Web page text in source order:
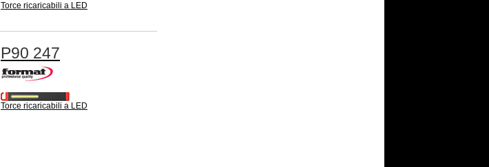
Torce ricaricabili a LED
P90 247
Torce ricaricabili a LED